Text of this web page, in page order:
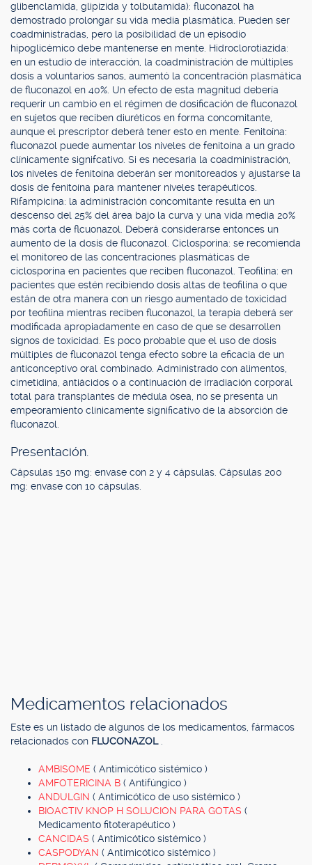
glibenclamida, glipizida y tolbutamida): fluconazol ha
demostrado prolongar su vida media plasmática. Pueden ser
coadministradas, pero la posibilidad de un episodio
hipoglicémico debe mantenerse en mente. Hidroclorotiazida:
en un estudio de interacción, la coadministración de múltiples
dosis a voluntarios sanos, aumentó la concentración plasmática
de fluconazol en 40%. Un efecto de esta magnitud debería
requerir un cambio en el régimen de dosificación de fluconazol
en sujetos que reciben diuréticos en forma concomitante,
aunque el prescriptor deberá tener esto en mente. Fenitoína:
fluconazol puede aumentar los niveles de fenitoína a un grado
clínicamente signifcativo. Si es necesaria la coadministración,
los niveles de fenitoína deberán ser monitoreados y ajustarse la
dosis de fenitoína para mantener niveles terapéuticos.
Rifampicina: la administración concomitante resulta en un
descenso del 25% del área bajo la curva y una vida media 20%
más corta de flcuonazol. Deberá considerarse entonces un
aumento de la dosis de fluconazol. Ciclosporina: se recomienda
el monitoreo de las concentraciones plasmáticas de
ciclosporina en pacientes que reciben fluconazol. Teofilina: en
pacientes que estén recibiendo dosis altas de teofilina o que
están de otra manera con un riesgo aumentado de toxicidad
por teofilina mientras reciben fluconazol, la terapia deberá ser
modificada apropiadamente en caso de que se desarrollen
signos de toxicidad. Es poco probable que el uso de dosis
múltiples de fluconazol tenga efecto sobre la eficacia de un
anticonceptivo oral combinado. Administrado con alimentos,
cimetidina, antiácidos o a continuación de irradiación corporal
total para transplantes de médula ósea, no se presenta un
empeoramiento clínicamente significativo de la absorción de
fluconazol.
Presentación.
Cápsulas 150 mg: envase con 2 y 4 cápsulas. Cápsulas 200
mg: envase con 10 cápsulas.
Medicamentos relacionados
Este es un listado de algunos de los medicamentos, fármacos
relacionados con FLUCONAZOL
AMBISOME ( Antimicótico sistémico )
AMFOTERICINA B ( Antifúngico )
ANDULGIN ( Antimicótico de uso sistémico )
BIOACTIV KNOP H SOLUCION PARA GOTAS (
Medicamento fitoterapéutico )
CANCIDAS ( Antimicótico sistémico )
CASPODYAN ( Antimicótico sistémico )